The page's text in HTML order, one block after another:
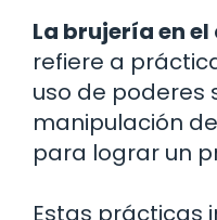
La brujería en
refiere a
uso de poderes
manipulación
para lograr un
Estas prácticas